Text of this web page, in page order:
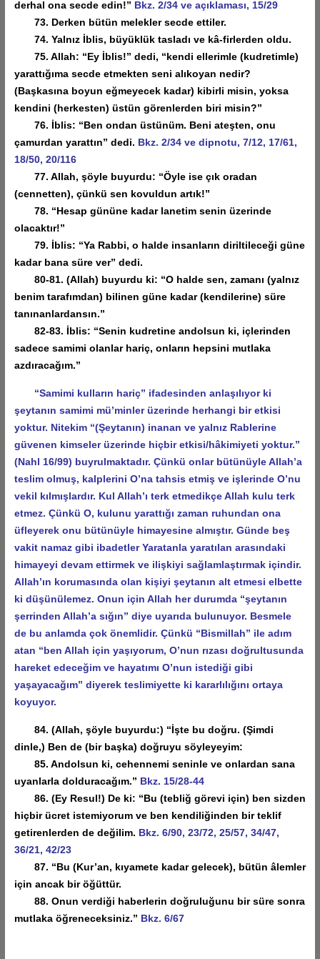
derhal ona secde edin!” Bkz. 2/34 ve açıklaması, 15/29
73. Derken bütün melekler secde ettiler.
74. Yalnız İblis, büyüklük tasladı ve kâ-firlerden oldu.
75. Allah: “Ey İblis!” dedi, “kendi ellerimle (kudretimle)
yarattığıma secde etmekten seni alıkoyan nedir?
(Başkasına boyun eğmeyecek kadar) kibirli misin, yoksa
kendini (herkesten) üstün görenlerden biri misin?”
76. İblis: “Ben ondan üstünüm. Beni ateşten, onu
çamurdan yarattın” dedi. Bkz. 2/34 ve dipnotu, 7/12, 17/61,
18/50, 20/116
77. Allah, şöyle buyurdu: “Öyle ise çık oradan
(cennetten), çünkü sen kovuldun artık!”
78. “Hesap gününe kadar lanetim senin üzerinde
olacaktır!”
79. İblis: “Ya Rabbi, o halde insanların diriltileceği güne
kadar bana süre ver” dedi.
80-81. (Allah) buyurdu ki: “O halde sen, zamanı (yalnız
benim tarafımdan) bilinen güne kadar (kendilerine) süre
tanınanlardansın.”
82-83. İblis: “Senin kudretine andolsun ki, içlerinden
sadece samimi olanlar hariç, onların hepsini mutlaka
azdıracağım.”
“Samimi kulların hariç” ifadesinden anlaşılıyor ki
şeytanın samimi mü’minler üzerinde herhangi bir etkisi
yoktur. Nitekim “(Şeytanın) inanan ve yalnız Rablerine
güvenen kimseler üzerinde hiçbir etkisi/hâkimiyeti yoktur.”
(Nahl 16/99) buyrulmaktadır. Çünkü onlar bütünüyle Allah’a
teslim olmuş, kalplerini O’na tahsis etmiş ve işlerinde O’nu
vekil kılmışlardır. Kul Allah’ı terk etmedikçe Allah kulu terk
etmez. Çünkü O, kulunu yarattığı zaman ruhundan ona
üfleyerek onu bütünüyle himayesine almıştır. Günde beş
vakit namaz gibi ibadetler Yaratanla yaratılan arasındaki
himayeyi devam ettirmek ve ilişkiyi sağlamlaştırmak içindir.
Allah’ın korumasında olan kişiyi şeytanın alt etmesi elbette
ki düşünülemez. Onun için Allah her durumda “şeytanın
şerrinden Allah’a sığın” diye uyarıda bulunuyor. Besmele
de bu anlamda çok önemlidir. Çünkü “Bismillah” ile adım
atan “ben Allah için yaşıyorum, O’nun rızası doğrultusunda
hareket edeceğim ve hayatımı O’nun istediği gibi
yaşayacağım” diyerek teslimiyette ki kararlılığını ortaya
koyuyor.
84. (Allah, şöyle buyurdu:) “İşte bu doğru. (Şimdi
dinle,) Ben de (bir başka) doğruyu söyleyeyim:
85. Andolsun ki, cehennemi seninle ve onlardan sana
uyanlarla dolduracağım.” Bkz. 15/28-44
86. (Ey Resul!) De ki: “Bu (tebliğ görevi için) ben sizden
hiçbir ücret istemiyorum ve ben kendiliğinden bir teklif
getirenlerden de değilim. Bkz. 6/90, 23/72, 25/57, 34/47,
36/21, 42/23
87. “Bu (Kur’an, kıyamete kadar gelecek), bütün âlemler
için ancak bir öğüttür.
88. Onun verdiği haberlerin doğruluğunu bir süre sonra
mutlaka öğreneceksiniz.” Bkz. 6/67